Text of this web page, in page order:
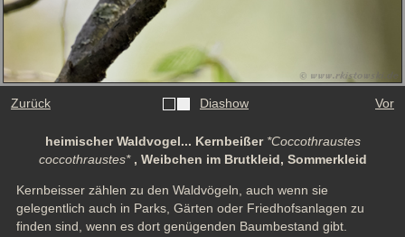
Zurück Diashow Vor
heimischer Waldvogel... Kernbeißer *Coccothraustes
coccothraustes*, Weibchen im Brutkleid, Sommerkleid
Kernbeisser zählen zu den Waldvögeln, auch wenn sie
gelegentlich auch in Parks, Gärten oder Friedhofsanlagen zu
finden sind, wenn es dort genügenden Baumbestand gibt.